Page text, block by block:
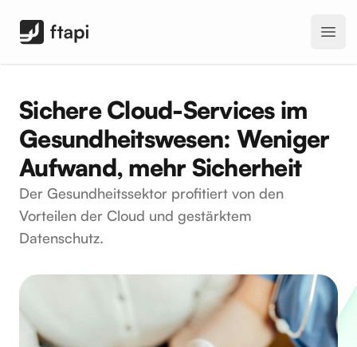
FTAPI Software GmbH
Sichere Cloud-Services im
Gesundheitswesen: Weniger
Aufwand, mehr Sicherheit
Der Gesundheitssektor profitiert von den
Vorteilen der Cloud und gestärktem
Datenschutz.